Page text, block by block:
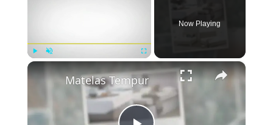
Now Playing
×
Matelas Tempur